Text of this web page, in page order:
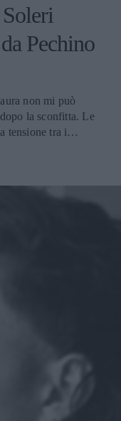
Pechino
non mi può
la sconfitta. Le
tensione tra i